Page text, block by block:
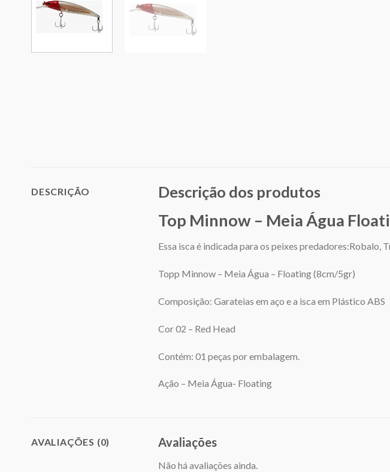
DESCRIÇÃO Descrição dos produtos
Top Minnow – Meia Água
Essa isca é indicada para os peixes predadores:Robalo,
Topp Minnow – Meia Água – Floating (8cm/5gr)
Composição: Garateias em aço e a isca em Plástico ABS
Cor 02 – Red Head
Contém: 01 peças por embalagem.
Ação – Meia Água- Floating
AVALIAÇÕES (0) Avaliações
Não há avaliações ainda.